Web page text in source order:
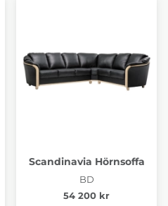
Scandinavia Hörnsoffa
BD
54 200 kr